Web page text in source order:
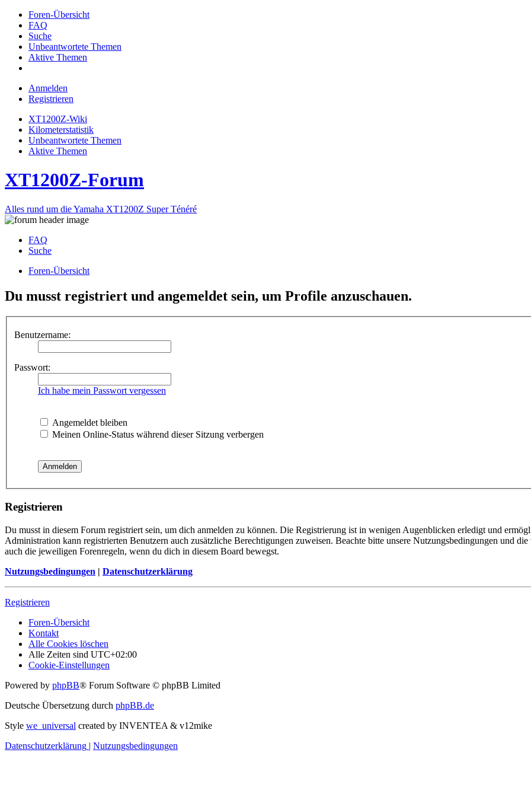
Foren-Übersicht
FAQ
Suche
Unbeantwortete Themen
Aktive Themen
Anmelden
Registrieren
XT1200Z-Wiki
Kilometerstatistik
Unbeantwortete Themen
Aktive Themen
XT1200Z-Forum
Alles rund um die Yamaha XT1200Z Super Ténéré
FAQ
Suche
Foren-Übersicht
Du musst registriert und angemeldet sein, um Profile anzuschauen.
Benutzername:
Passwort:
Ich habe mein Passwort vergessen
Angemeldet bleiben
Meinen Online-Status während dieser Sitzung verbergen
Registrieren
Du musst in diesem Forum registriert sein, um dich anmelden zu können. Die Registrierung ist in wenigen Augenblicken erledigt und
Administration kann registrierten Benutzern auch zusätzliche Berechtigungen zuweisen. Beachte bitte unsere Nutzungsbedingungen und
auch die jeweiligen Forenregeln, wenn du dich in diesem Board bewegst.
Nutzungsbedingungen | Datenschutzerklärung
Registrieren
Foren-Übersicht
Kontakt
Alle Cookies löschen
Alle Zeiten sind UTC+02:00
Cookie-Einstellungen
Powered by phpBB® Forum Software © phpBB Limited
Deutsche Übersetzung durch phpBB.de
Style we_universal created by INVENTEA & v12mike
Datenschutzerklärung | Nutzungsbedingungen